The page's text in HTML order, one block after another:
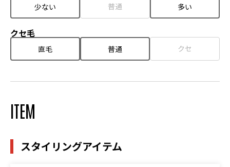
少ない 普通 多い
クセ毛
直毛 普通 クセ
ITEM
スタイリングアイテム